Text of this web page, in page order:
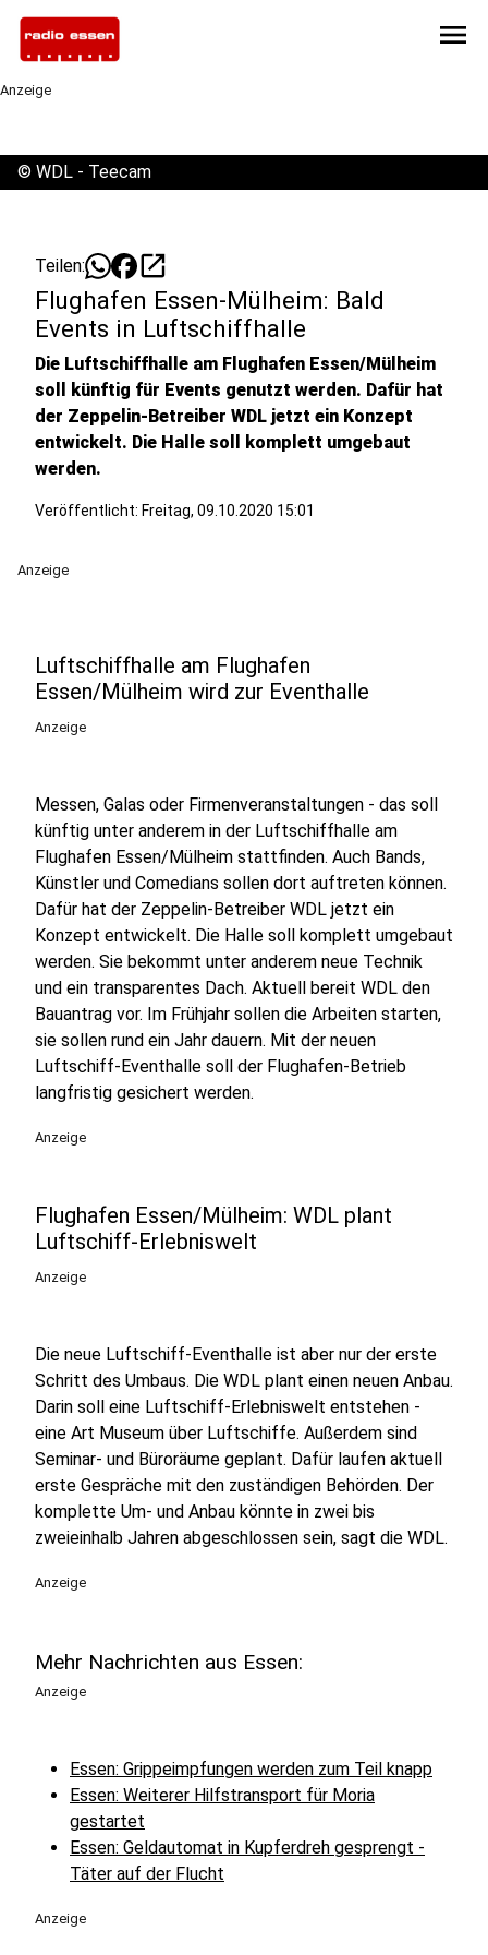
menu
Anzeige
© WDL - Teecam
Teilen: open_in_new
Flughafen Essen-Mülheim: Bald
Events in Luftschiffhalle
Die Luftschiffhalle am Flughafen Essen/Mülheim
soll künftig für Events genutzt werden. Dafür hat
der Zeppelin-Betreiber WDL jetzt ein Konzept
entwickelt. Die Halle soll komplett umgebaut
werden.
Veröffentlicht: Freitag, 09.10.2020 15:01
Anzeige
Luftschiffhalle am Flughafen
Essen/Mülheim wird zur Eventhalle
Anzeige
Messen, Galas oder Firmenveranstaltungen - das soll
künftig unter anderem in der Luftschiffhalle am
Flughafen Essen/Mülheim stattfinden. Auch Bands,
Künstler und Comedians sollen dort auftreten können.
Dafür hat der Zeppelin-Betreiber WDL jetzt ein
Konzept entwickelt. Die Halle soll komplett umgebaut
werden. Sie bekommt unter anderem neue Technik
und ein transparentes Dach. Aktuell bereit WDL den
Bauantrag vor. Im Frühjahr sollen die Arbeiten starten,
sie sollen rund ein Jahr dauern. Mit der neuen
Luftschiff-Eventhalle soll der Flughafen-Betrieb
langfristig gesichert werden.
Anzeige
Flughafen Essen/Mülheim: WDL plant
Luftschiff-Erlebniswelt
Anzeige
Die neue Luftschiff-Eventhalle ist aber nur der erste
Schritt des Umbaus. Die WDL plant einen neuen Anbau.
Darin soll eine Luftschiff-Erlebniswelt entstehen -
eine Art Museum über Luftschiffe. Außerdem sind
Seminar- und Büroräume geplant. Dafür laufen aktuell
erste Gespräche mit den zuständigen Behörden. Der
komplette Um- und Anbau könnte in zwei bis
zweieinhalb Jahren abgeschlossen sein, sagt die WDL.
Anzeige
Mehr Nachrichten aus Essen:
Anzeige
Essen: Grippeimpfungen werden zum Teil knapp
Essen: Weiterer Hilfstransport für Moria
gestartet
Essen: Geldautomat in Kupferdreh gesprengt -
Täter auf der Flucht
Anzeige